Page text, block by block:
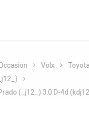
Volx
Toyota
(_j12_) 3.0 D-4d